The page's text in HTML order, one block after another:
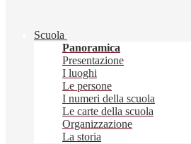
Scuola
Panoramica
Presentazione
I luoghi
Le persone
I numeri della scuola
Le carte della scuola
Organizzazione
La storia